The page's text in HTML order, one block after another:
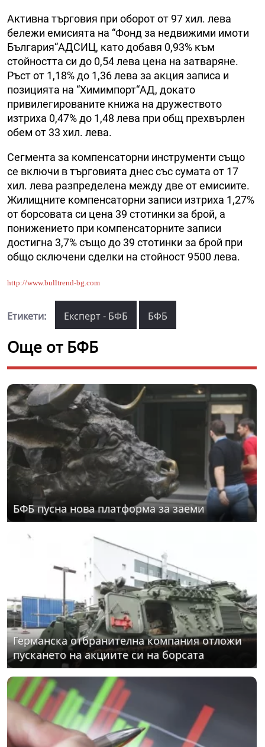
Активна търговия при оборот от 97 хил. лева
бележи емисията на “Фонд за недвижими имоти
България“АДСИЦ, като добавя 0,93% към
стойността си до 0,54 лева цена на затваряне.
Ръст от 1,18% до 1,36 лева за акция записа и
позицията на “Химимпорт“АД, докато
привилегированите книжа на дружеството
изтриха 0,47% до 1,48 лева при общ прехвърлен
обем от 33 хил. лева.
Сегмента за компенсаторни инструменти също
се включи в търговията днес със сумата от 17
хил. лева разпределена между две от емисиите.
Жилищните компенсаторни записи изтриха 1,27%
от борсовата си цена 39 стотинки за брой, а
понижението при компенсаторните записи
достигна 3,7% също до 39 стотинки за брой при
общо сключени сделки на стойност 9500 лева.
http://www.bulltrend-bg.com
Етикети: Експерт - БФБ БФБ
Още от БФБ
БФБ пусна нова платформа за заеми
Германска отбранителна компания отложи
пускането на акциите си на борсата